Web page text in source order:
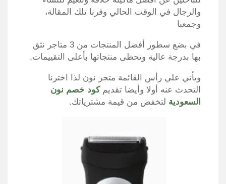
والرجال في الوقت الحالي وفرنا تلك المقالة،
وجمعنا
في بضع سطور أفضل المنتجات من 3 متاجر نثق
بها بدرجة عالية وتحظى منتجاتها بأعلى التقييمات.
ويأتي علي رأس القائمة متجر نون لذا اخترنا
التحدث عنه أولا وأيضا تقديمكود خصم نون
السعودية لتخفض من قيمة مشترياتك.